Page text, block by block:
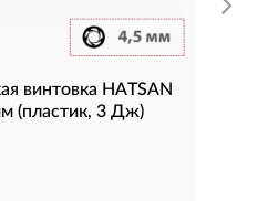
винтовка HATSAN
(пластик, 3 Дж)